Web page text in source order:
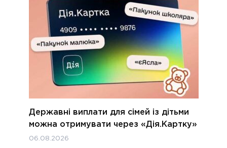
Державні виплати для сімей із дітьми
можна отримувати через «Дія.Картку»
06.08.2026